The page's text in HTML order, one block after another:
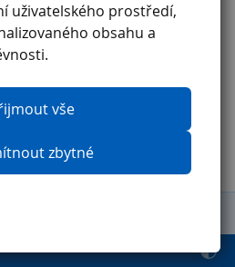
uživatelského prostředí,
obsahu a
vše
zbytné